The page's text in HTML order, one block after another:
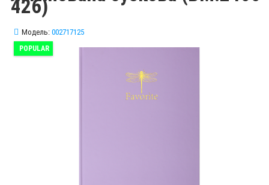
426)
Модель: 002717125
POPULAR